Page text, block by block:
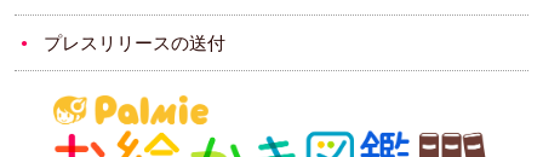
プレスリリースの送付